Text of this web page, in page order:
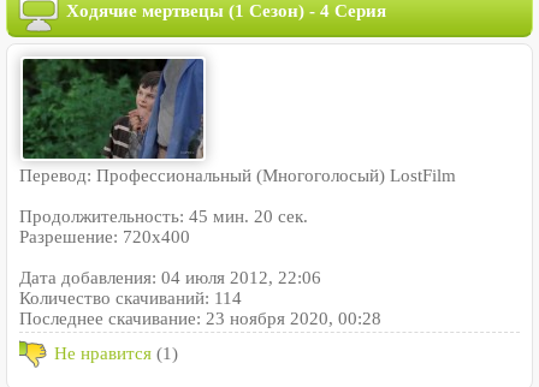
Ходячие мертвецы (1 Сезон) - 4 Серия
Перевод: Профессиональный (Многоголосый) LostFilm
Продолжительность: 45 мин. 20 сек.
Разрешение: 720x400
Дата добавления: 04 июля 2012, 22:06
Количество скачиваний: 114
Последнее скачивание: 23 ноября 2020, 00:28
Не нравится (1)